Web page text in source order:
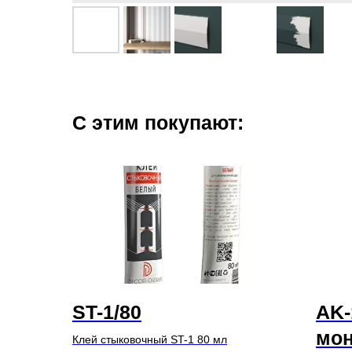
С этим покупают:
ST-1/80
Клей стыковочный ST-1 80 мл